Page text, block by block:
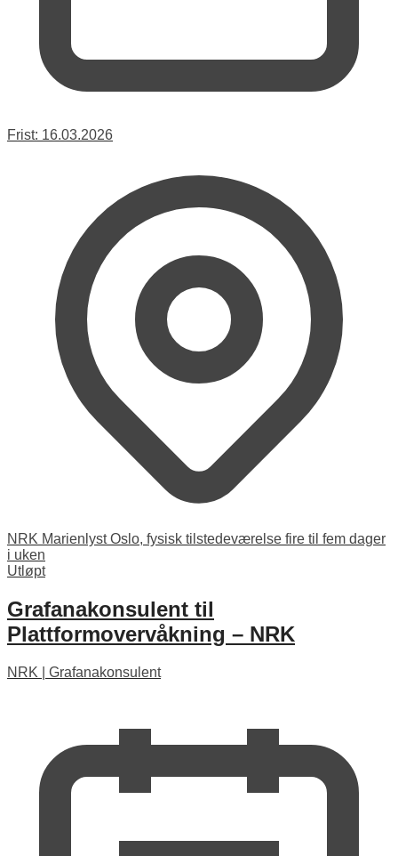
Frist: 16.03.2026
NRK Marienlyst Oslo, fysisk tilstedeværelse fire til fem dager
i uken
Utløpt
Grafanakonsulent til
Plattformovervåkning – NRK
NRK Grafanakonsulent